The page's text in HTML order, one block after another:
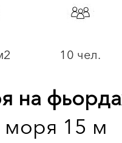
10 чел.
на
моря 15 м